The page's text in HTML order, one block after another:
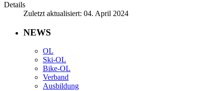
Details
Zuletzt aktualisiert: 04. April 2024
NEWS
OL
Ski-OL
Bike-OL
Verband
Ausbildung